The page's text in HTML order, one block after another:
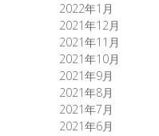
2022年1月
2021年12月
2021年11月
2021年10月
2021年9月
2021年8月
2021年7月
2021年6月